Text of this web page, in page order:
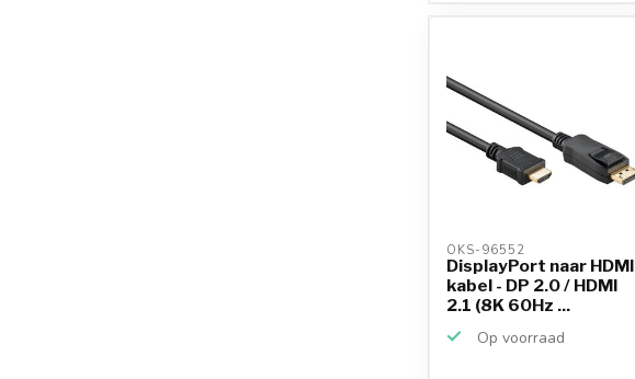
OKS-96552
DisplayPort naar HDMI
kabel - DP 2.0 / HDMI
2.1 (8K 60Hz ...
Op voorraad